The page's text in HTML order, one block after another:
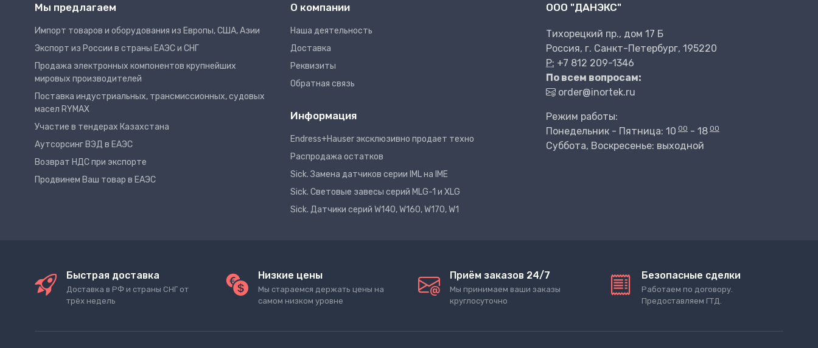
Мы предлагаем
Импорт товаров и оборудования из Европы, США, Азии
Экспорт из России в страны ЕАЭС и СНГ
Продажа электронных компонентов крупнейших
мировых производителей
Поставка индустриальных, трансмиссионных, судовых
масел RYMAX
Участие в тендерах Казахстана
Аутсорсинг ВЭД в ЕАЭС
Возврат НДС при экспорте
Продвинем Ваш товар в ЕАЭС
О компании
Наша деятельность
Доставка
Реквизиты
Обратная связь
Информация
Endress+Hauser эксклюзивно продает техно
Распродажа остатков
Sick. Замена датчиков серии IML на IME
Sick. Световые завесы серий MLG-1 и XLG
Sick. Датчики серий W140, W160, W170, W1
ООО "ДАНЭКС"
Тихорецкий пр., дом 17 Б
Россия, г. Санкт-Петербург, 195220
P: +7 812 209-1346
По всем вопросам:
order@inortek.ru
Режим работы:
Понедельник - Пятница: 10 00 - 18 00
Суббота, Воскресенье: выходной
Быстрая доставка
Доставка в РФ и страны СНГ от
трёх недель
Низкие цены
Мы стараемся держать цены на
самом низком уровне
Приём заказов 24/7
Мы принимаем ваши заказы
круглосуточно
Безопасные сделки
Работаем по договору.
Предоставляем ГТД.